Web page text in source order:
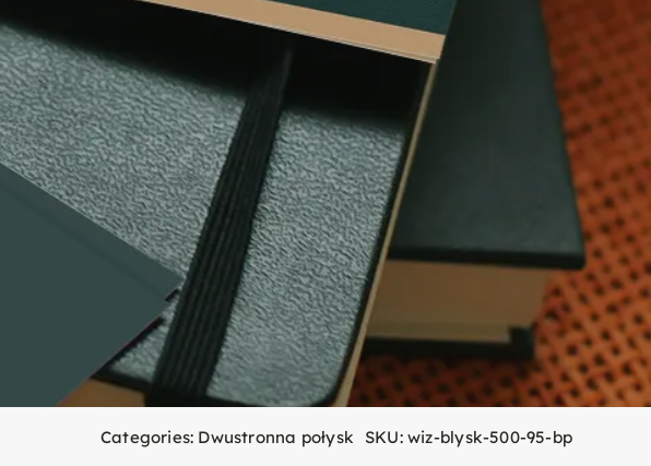
Categories: Dwustronna połysk SKU:wiz-blysk-500-95-bp